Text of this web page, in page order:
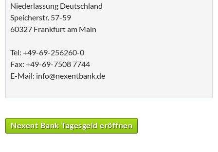
Nie­der­las­sung Deutsch­land
Spei­cher­str. 57-59
60327 Frank­furt am Main
Tel: +49-69-256260-0
Fax: +49-69-7508 7744
E-Mail: info@nexentbank.de
Nexent Bank Tagesgeld eröffnen